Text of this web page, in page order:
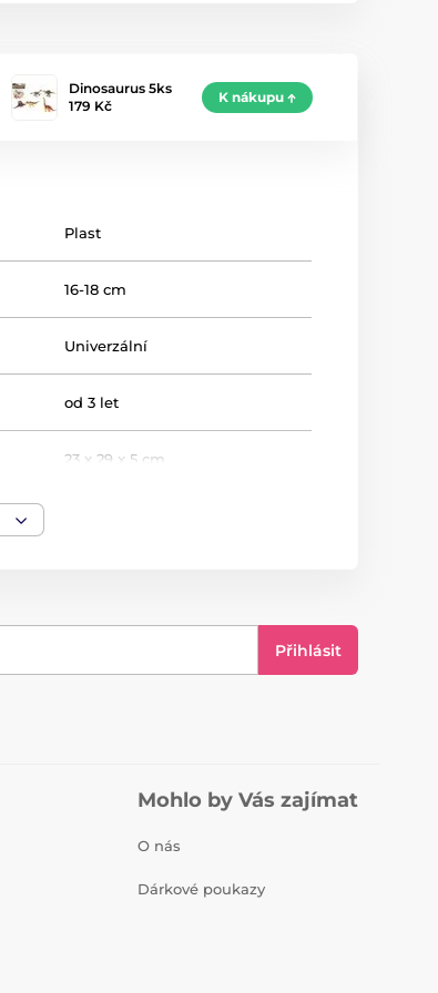
Dinosaurus 5ks
179 Kč
K nákupu
Plast
16-18 cm
Univerzální
od 3 let
23 x 29 x 5 cm
Přihlásit
Mohlo by Vás zajímat
O nás
Dárkové poukazy